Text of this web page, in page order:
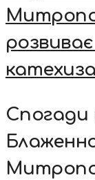
Спогади